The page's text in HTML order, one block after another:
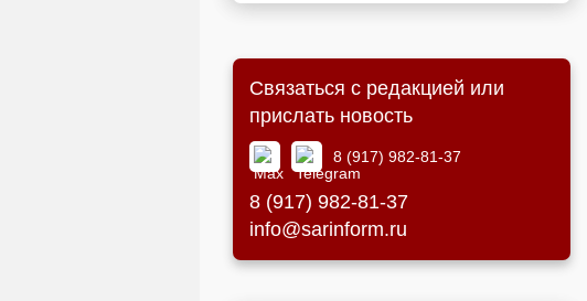
Связаться с редакцией или
прислать новость
8 (917) 982-81-37
8 (917) 982-81-37
info@sarinform.ru